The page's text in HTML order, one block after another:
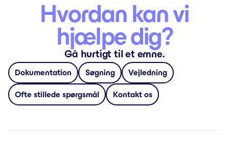
Hvordan kan vi
hjælpe dig?
Gå hurtigt til et emne.
Dokumentation Søgning Vejledning
Ofte stillede spørgsmål Kontakt os